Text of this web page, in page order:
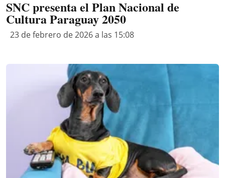
SNC presenta el Plan Nacional de
Cultura Paraguay 2050
23 de febrero de 2026 a las 15:08